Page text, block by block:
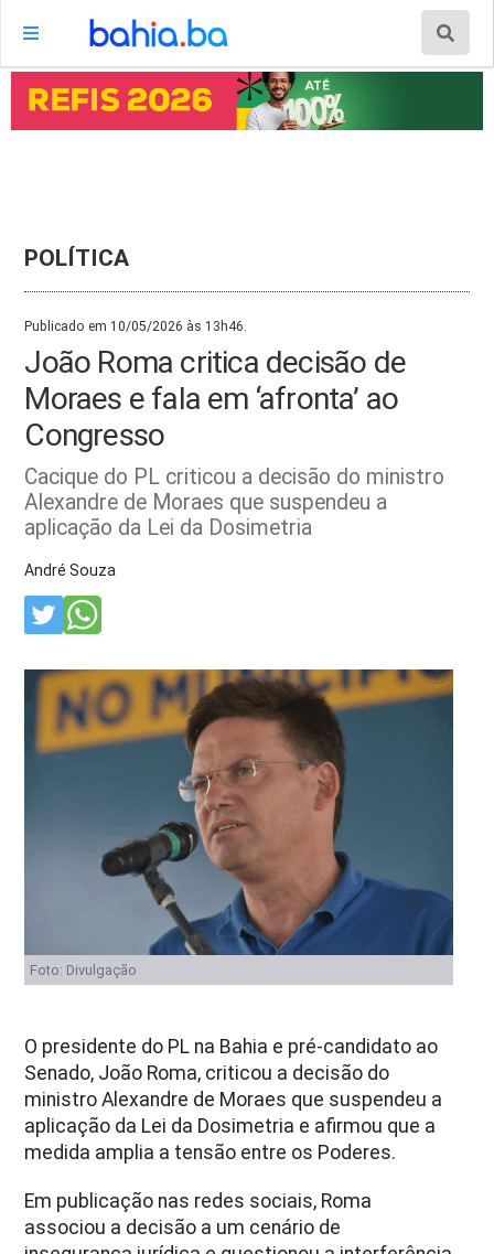
POLÍTICA
Publicado em 10/05/2026 às 13h46.
João Roma critica decisão de
Moraes e fala em ‘afronta’ ao
Congresso
Cacique do PL criticou a decisão do ministro
Alexandre de Moraes que suspendeu a
aplicação da Lei da Dosimetria
André Souza
Foto: Divulgação
O presidente do PL na Bahia e pré-candidato ao
Senado, João Roma, criticou a decisão do
ministro Alexandre de Moraes que suspendeu a
aplicação da Lei da Dosimetria e afirmou que a
medida amplia a tensão entre os Poderes.
Em publicação nas redes sociais, Roma
associou a decisão a um cenário de